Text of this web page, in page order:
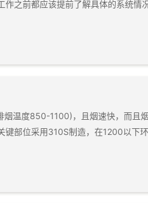
之前都应该提前了解具体的系统情
温度850-1100)，且烟速快，而且
部位采用310S制造，在1200以下